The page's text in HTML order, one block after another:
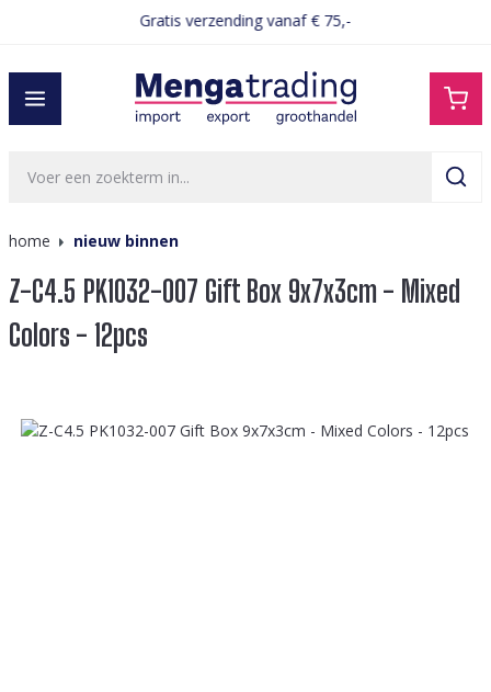
Gratis verzending vanaf € 75,-
home nieuw binnen
Z-C4.5 PK1032-007 Gift Box 9x7x3cm - Mixed
Colors - 12pcs
Afbeeldingengalerij overslaan